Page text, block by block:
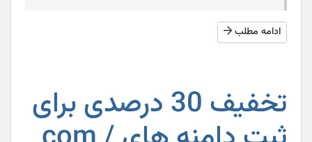
ادامه مطلب
تخفیف 30 درصدی برای